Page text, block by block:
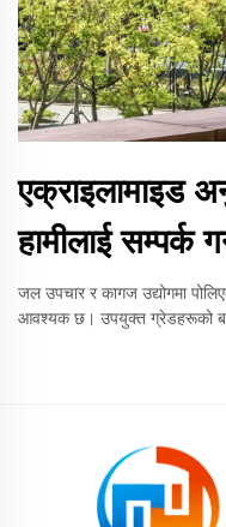
एक्राइलामाइड
हामीलाई सम्पर्क
जल उपचार र कागज उद्योगमा
आवश्यक छ। उपयुक्त ग्रेडहरूको